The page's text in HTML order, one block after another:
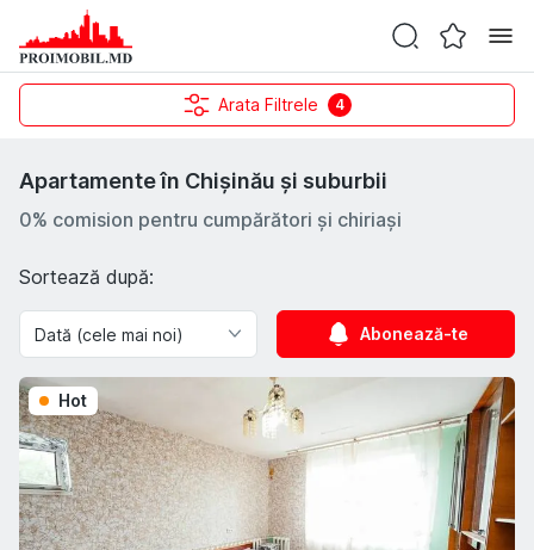
Arata Filtrele 4
Apartamente în Chișinău și suburbii
0% comision pentru cumpărători și chiriași
Sortează după:
Abonează-te
Hot